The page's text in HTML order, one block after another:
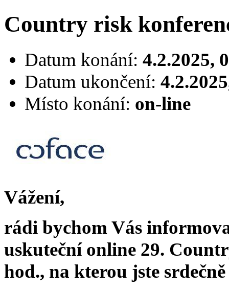
Country risk
Datum konání: 4.2.2025,
Datum ukončení:
Místo konání: on-line
Vážení,
rádi bychom Vás
uskuteční online 29.
hod., na kterou jste